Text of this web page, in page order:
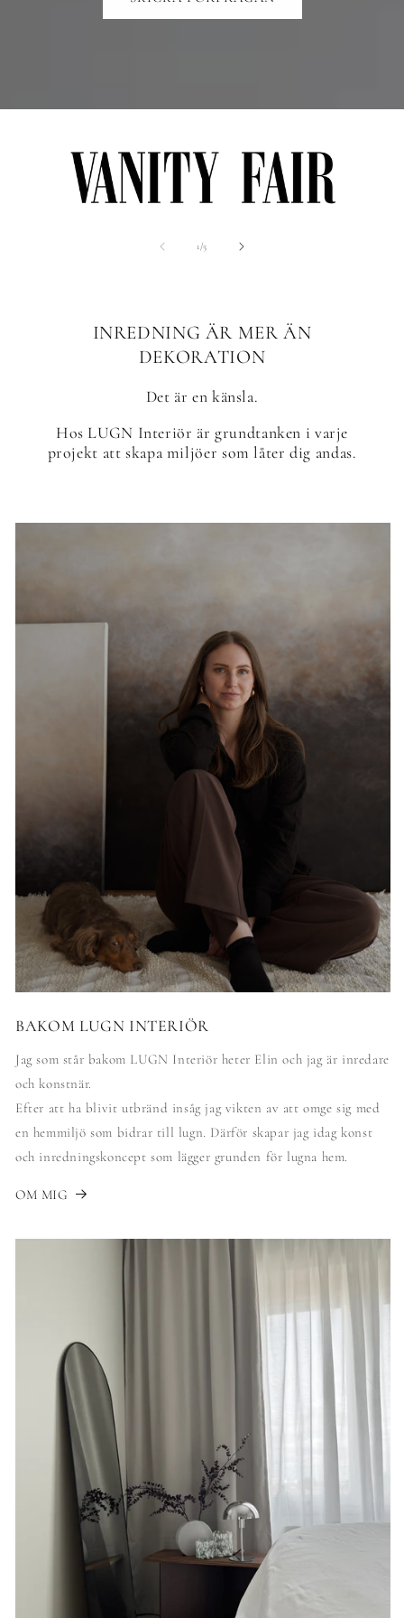
1/av5
INREDNING ÄR MER ÄN
DEKORATION
Det är en känsla.
Hos LUGN Interiör är grundtanken i varje
projekt att skapa miljöer som låter dig andas.
BAKOM LUGN INTERIÖR
Jag som står bakom LUGN Interiör heter Elin och jag är inredare
och konstnär.
Efter att ha blivit utbränd insåg jag vikten av att omge sig med
en hemmiljö som bidrar till lugn. Därför skapar jag idag konst
och inredningskoncept som lägger grunden för lugna hem.
OM MIG